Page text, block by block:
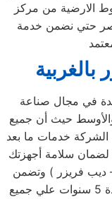
الارضية من مركز
حتي نضمن خدمة
بالغربية
في مجال صناعة
والأوسط حيث أن جميع
الشركة خدمات ما بعد
لضمان سلامة أجهزتك
ديب فريزر ) وتضمن
الشركة كافة منتجاتها بضمان ساري لمدة 5 سنوات علي جميع